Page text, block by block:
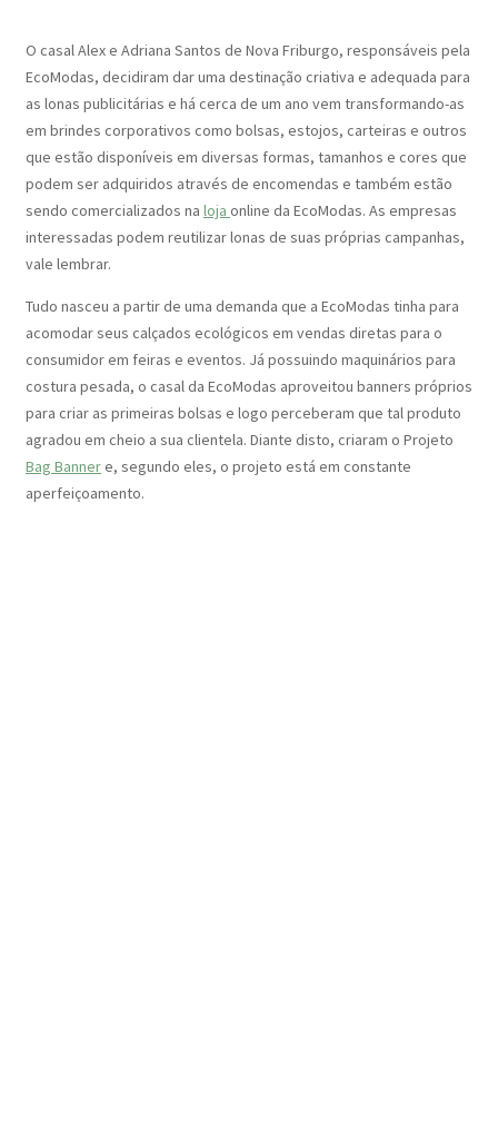
O casal Alex e Adriana Santos de Nova Friburgo, responsáveis pela
EcoModas, decidiram dar uma destinação criativa e adequada para
as lonas publicitárias e há cerca de um ano vem transformando-as
em brindes corporativos como bolsas, estojos, carteiras e outros
que estão disponíveis em diversas formas, tamanhos e cores que
podem ser adquiridos através de encomendas e também estão
sendo comercializados na loja online da EcoModas. As empresas
interessadas podem reutilizar lonas de suas próprias campanhas,
vale lembrar.
Tudo nasceu a partir de uma demanda que a EcoModas tinha para
acomodar seus calçados ecológicos em vendas diretas para o
consumidor em feiras e eventos. Já possuindo maquinários para
costura pesada, o casal da EcoModas aproveitou banners próprios
para criar as primeiras bolsas e logo perceberam que tal produto
agradou em cheio a sua clientela. Diante disto, criaram o Projeto
Bag Bannere, segundo eles, o projeto está em constante
aperfeiçoamento.